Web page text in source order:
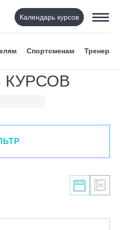
Календарь курсов
Спортсменам Тренерам
КУРСОВ